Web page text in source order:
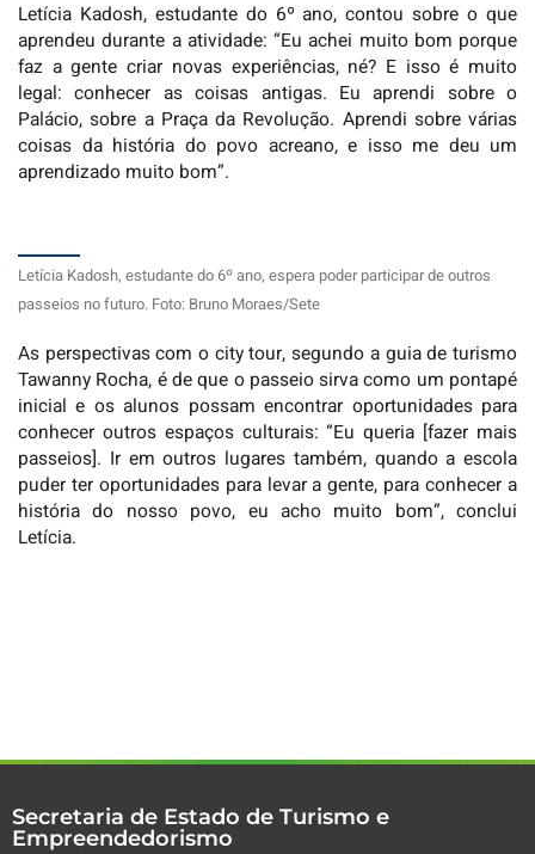
Letícia Kadosh, estudante do 6º ano, contou sobre o que
aprendeu durante a atividade: “Eu achei muito bom porque
faz a gente criar novas experiências, né? E isso é muito
legal: conhecer as coisas antigas. Eu aprendi sobre o
Palácio, sobre a Praça da Revolução. Aprendi sobre várias
coisas da história do povo acreano, e isso me deu um
aprendizado muito bom”.
Letícia Kadosh, estudante do 6º ano, espera poder participar de outros
passeios no futuro. Foto: Bruno Moraes/Sete
As perspectivas com o city tour, segundo a guia de turismo
Tawanny Rocha, é de que o passeio sirva como um pontapé
inicial e os alunos possam encontrar oportunidades para
conhecer outros espaços culturais: “Eu queria [fazer mais
passeios]. Ir em outros lugares também, quando a escola
puder ter oportunidades para levar a gente, para conhecer a
história do nosso povo, eu acho muito bom”, conclui
Letícia.
Secretaria de Estado de Turismo e
Empreendedorismo